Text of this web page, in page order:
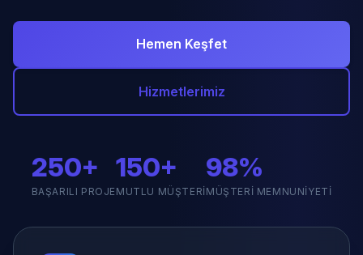
Hemen Keşfet
Hizmetlerimiz
250+
BAŞARILI PROJE
150+
MUTLU MÜŞTERI
98%
MÜŞTERI MEMNUNIYETI